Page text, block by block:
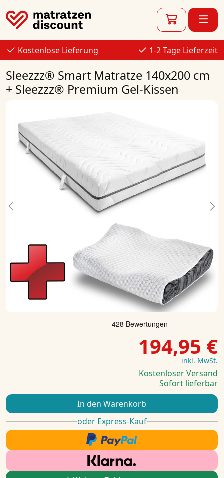
Kostenlose Lieferung 1-2 Tage Lieferzeit
Sleezzz® Smart Matratze 140x200 cm
+ Sleezzz® Premium Gel-Kissen
Previous
194,95 €
inkl. MwSt.
Kostenloser Versand
Sofort lieferbar
In den Warenkorb
oder Express-Kauf